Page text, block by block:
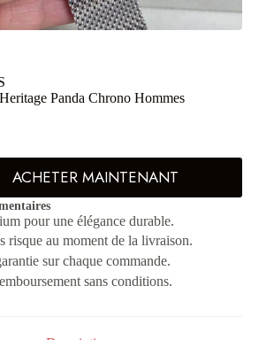
Panda Chrono Hommes
ACHETER MAINTENANT
pour une élégance durable.
risque au moment de la livraison.
sur chaque commande.
sans conditions.